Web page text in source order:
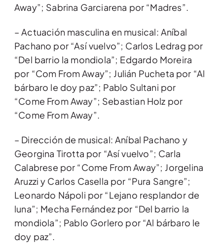
Away”; Sabrina Garciarena por “Madres”.
– Actuación masculina en musical: Aníbal
Pachano por “Así vuelvo”; Carlos Ledrag por
“Del barrio la mondiola”; Edgardo Moreira
por “Com From Away”; Julián Pucheta por “Al
bárbaro le doy paz”; Pablo Sultani por
“Come From Away”; Sebastian Holz por
“Come From Away”.
– Dirección de musical: Aníbal Pachano y
Georgina Tirotta por “Así vuelvo”; Carla
Calabrese por “Come From Away”; Jorgelina
Aruzzi y Carlos Casella por “Pura Sangre”;
Leonardo Nápoli por “Lejano resplandor de
luna”; Mecha Fernández por “Del barrio la
mondiola”; Pablo Gorlero por “Al bárbaro le
doy paz”.